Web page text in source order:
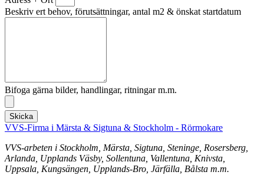
Beskriv ert behov, förutsättningar, antal m2 & önskat startdatum
Bifoga gärna bilder, handlingar, ritningar m.m.
Skicka
VVS-Firma i Märsta & Sigtuna & Stockholm - Rörmokare
VVS-arbeten i Stockholm, Märsta, Sigtuna, Steninge, Rosersberg,
Arlanda, Upplands Väsby, Sollentuna, Vallentuna, Knivsta,
Uppsala, Kungsängen, Upplands-Bro, Järfälla, Bålsta m.m.